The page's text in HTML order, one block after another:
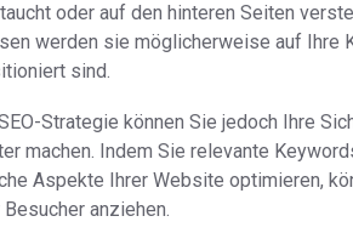
oder auf den hinteren Seiten
werden sie möglicherweise auf Ihre
sind.
Strategie können Sie jedoch Ihre
machen. Indem Sie relevante
Aspekte Ihrer Website optimieren,
anziehen.